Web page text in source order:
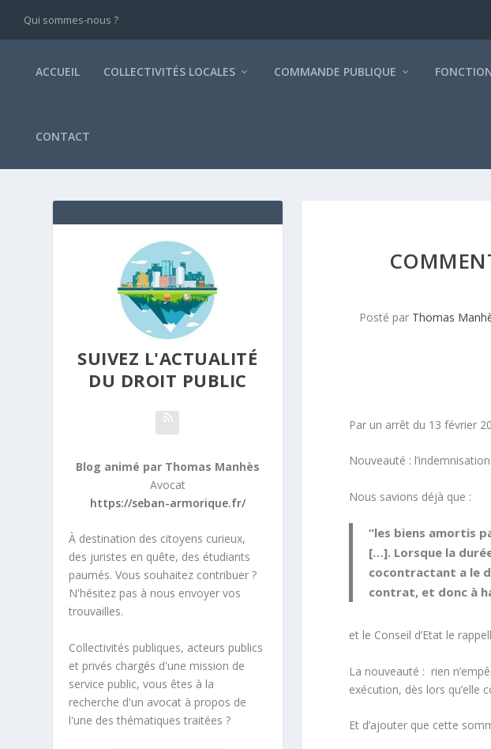
Qui sommes-nous ?
ACCUEIL COLLECTIVITÉS LOCALES COMMANDE PUBLIQUE
CONTACT
Posté par Thomas
Par un arrêt du 13 février
Nouveauté : l’indemnisation
Nous savions déjà que :
“les biens amortis
[…]. Lorsque la
cocontractant a le
contrat, et donc à
et le Conseil d’Etat le
La nouveauté : rien
exécution, dès lors qu’elle
Et d’ajouter que cette
SUIVEZ L'ACTUALITÉ
DU DROIT PUBLIC
Blog animé par Thomas Manhès
Avocat
https://seban-armorique.fr/
À destination des citoyens curieux,
des juristes en quête, des étudiants
paumés. Vous souhaitez contribuer ?
N'hésitez pas à nous envoyer vos
trouvailles.
Collectivités publiques, acteurs publics
et privés chargés d'une mission de
service public, vous êtes à la
recherche d'un avocat à propos de
l'une des thématiques traitées ?